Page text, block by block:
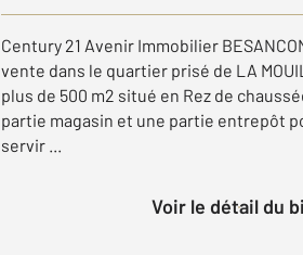
Century 21 Avenir Immobilier
vente dans le quartier prisé de LA
plus de 500 m2 situé en Rez de
partie magasin et une partie entrepôt
servir ...
Voir le détail du